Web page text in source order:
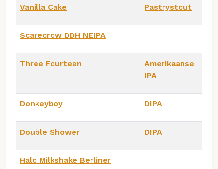
Vanilla Cake
Pastrystout
Scarecrow DDH NEIPA
Three Fourteen
Amerikaanse
IPA
Donkeyboy DIPA
Double Shower DIPA
Halo Milkshake Berliner